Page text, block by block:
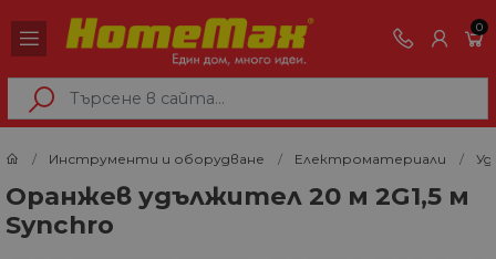
0
Инструменти и оборудване Електроматериали
Оранжев удължител 20 м 2G1,5 м
Synchro